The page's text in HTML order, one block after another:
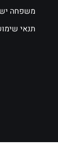
משפחה
תנאי